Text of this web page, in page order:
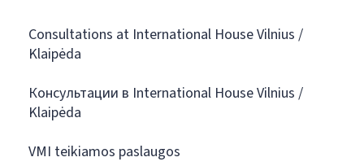
Consultations at International House Vilnius /
Klaipėda
Консультации в International House Vilnius /
Klaipėda
VMI teikiamos paslaugos